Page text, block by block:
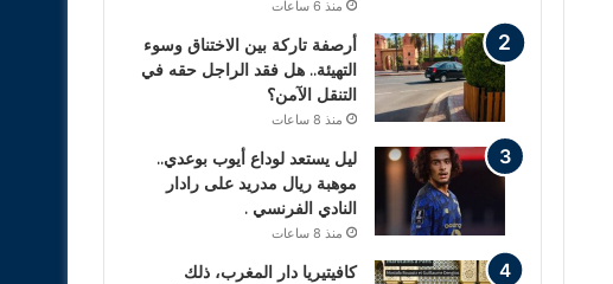
منذ 6 ساعات
أرصفة تاركة بين الاختناق وسوء
التهيئة.. هل فقد الراجل حقه في
التنقل الآمن؟
منذ 8 ساعات
ليل يستعد لوداع أيوب بوعدي..
موهبة ريال مدريد على رادار
النادي الفرنسي .
منذ 8 ساعات
كافيتيريا دار المغرب، ذلك